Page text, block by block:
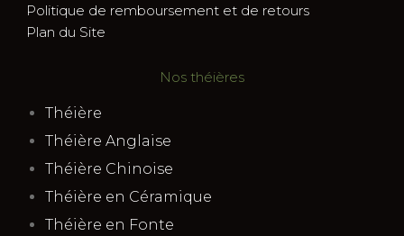
Politique de remboursement et de retours
Plan du Site
Nos théières
Théière
Théière Anglaise
Théière Chinoise
Théière en Céramique
Théière en Fonte